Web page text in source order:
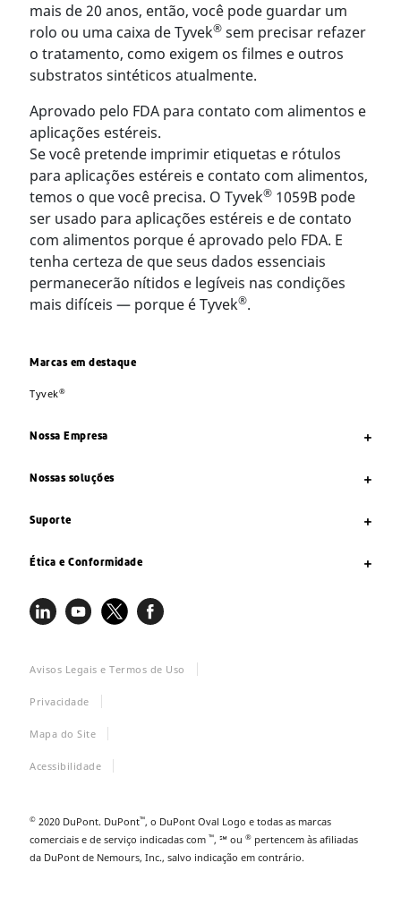
mais de 20 anos, então, você pode guardar um
rolo ou uma caixa de Tyvek® sem precisar refazer
o tratamento, como exigem os filmes e outros
substratos sintéticos atualmente.
Aprovado pelo FDA para contato com alimentos e
aplicações estéreis.
Se você pretende imprimir etiquetas e rótulos
para aplicações estéreis e contato com alimentos,
temos o que você precisa. O Tyvek® 1059B pode
ser usado para aplicações estéreis e de contato
com alimentos porque é aprovado pelo FDA. E
tenha certeza de que seus dados essenciais
permanecerão nítidos e legíveis nas condições
mais difíceis — porque é Tyvek®.
Marcas em destaque
Tyvek®
Nossa Empresa
Nossas soluções
Suporte
Ética e Conformidade
Avisos Legais e Termos de Uso
Privacidade
Mapa do Site
Acessibilidade
© 2020 DuPont. DuPont™, o DuPont Oval Logo e todas as marcas
comerciais e de serviço indicadas com ™, ℠ ou ® pertencem às afiliadas
da DuPont de Nemours, Inc., salvo indicação em contrário.